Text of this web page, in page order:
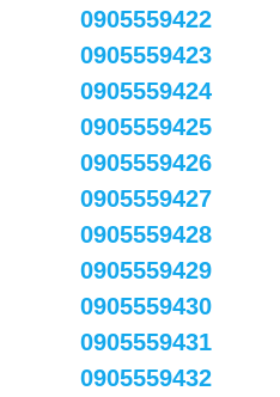
0905559422
0905559423
0905559424
0905559425
0905559426
0905559427
0905559428
0905559429
0905559430
0905559431
0905559432